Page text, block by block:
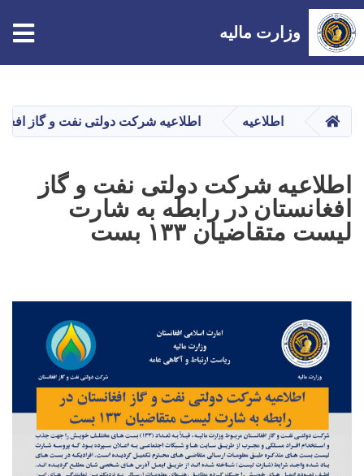
main
content
وزارت مالیه
صفحه اصلیاطلاعیه اطلاعیه شرکت دولتی نفت و گاز
اطلاعیه شرکت دولتی نفت و گاز
افغانستان در رابطه به شارت
لیست متقاضیان ۱۳۳ بست